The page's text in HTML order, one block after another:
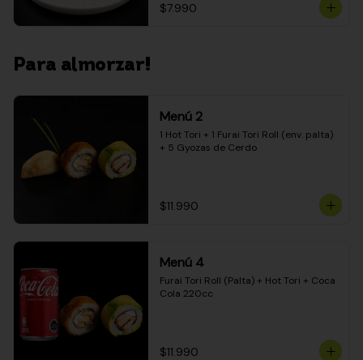
$7.990
Para almorzar!
Menú 2
1 Hot Tori + 1 Furai Tori Roll (env. palta)
+ 5 Gyozas de Cerdo
$11.990
Menú 4
Furai Tori Roll (Palta) + Hot Tori + Coca
Cola 220cc
$11.990